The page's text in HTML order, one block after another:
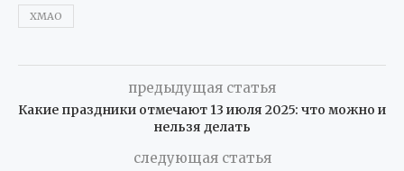
ХМАО
предыдущая статья
Какие праздники отмечают 13 июля 2025: что можно и
нельзя делать
следующая статья